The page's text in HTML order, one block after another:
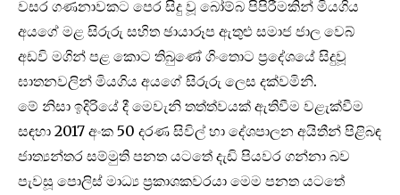
වසර ගණනාවකට පෙර සිදු වූ බෝම්බ පිපිරීමකින් මියගිය
අයගේ මළ සිරුරු සහිත ඡායාරූප ඇතුළු සමාජ ජාල වෙබ්
අඩවි මගින් පළ කොට තිබුණේ ගිංතොට ප්‍රදේශයේ සිදුවූ
ඝාතනවලින් මියගිය අයගේ සිරුරු ලෙස දක්වමිනි.
මේ නිසා ඉදිරියේ දී මෙවැනි තත්ත්වයක් ඇතිවීම වළැක්වීම
සඳහා 2017 අංක 50 දරණ සිවිල් හා දේශපාලන අයිතීන් පිළිබඳ
ජාත්‍යන්තර සම්මුති පනත යටතේ දැඩි පියවර ගන්නා බව
පැවසූ පොලිස් මාධ්‍ය ප්‍රකාශකවරයා මෙම පනත යටතේ